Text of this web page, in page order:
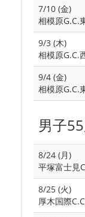
7/10 (金)
相模原G.C.
9/3 (木)
相模原G.C.
9/4 (金)
相模原G.C.
男子
8/24 (月)
平塚富士見
8/25 (火)
厚木国際